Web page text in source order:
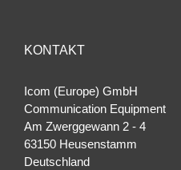
KONTAKT
Icom (Europe) GmbH
Communication Equipment
Am Zwerggewann 2 ‐ 4
63150 Heusenstamm
Deutschland